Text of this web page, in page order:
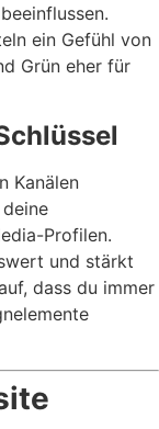
ein Gefühl von
Grün eher für
Kanälen
Profilen.
und stärkt
dass du immer